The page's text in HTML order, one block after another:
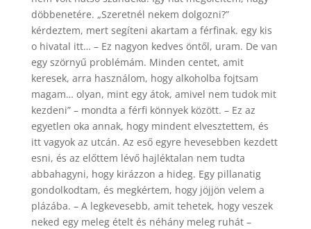
döbbenetére. „Szeretnél nekem dolgozni?”
kérdeztem, mert segíteni akartam a férfinak. egy kis
o hivatal itt… – Ez nagyon kedves öntől, uram. De van
egy szörnyű problémám. Minden centet, amit
keresek, arra használom, hogy alkoholba fojtsam
magam… olyan, mint egy átok, amivel nem tudok mit
kezdeni” – mondta a férfi könnyek között. – Ez az
egyetlen oka annak, hogy mindent elvesztettem, és
itt vagyok az utcán. Az eső egyre hevesebben kezdett
esni, és az előttem lévő hajléktalan nem tudta
abbahagyni, hogy kirázzon a hideg. Egy pillanatig
gondolkodtam, és megkértem, hogy jöjjön velem a
plázába. – A legkevesebb, amit tehetek, hogy veszek
neked egy meleg ételt és néhány meleg ruhát –